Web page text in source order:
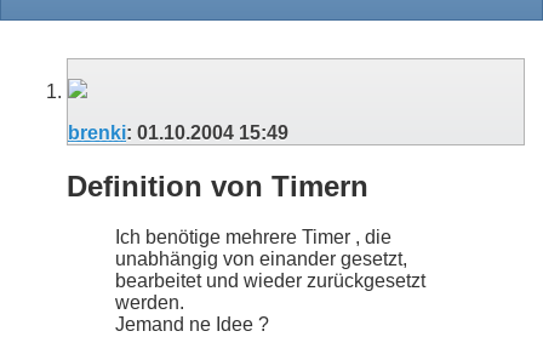
brenki: 01.10.2004 15:49
Definition von Timern
Ich benötige mehrere Timer , die
unabhängig von einander gesetzt,
bearbeitet und wieder zurückgesetzt
werden.
Jemand ne Idee ?